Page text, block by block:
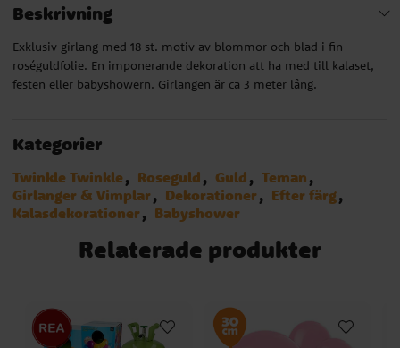
Beskrivning
Exklusiv girlang med 18 st. motiv av blommor och blad i fin
roséguldfolie. En imponerande dekoration att ha med till kalaset,
festen eller babyshowern. Girlangen är ca 3 meter lång.
Kategorier
Twinkle Twinkle Roseguld Guld
Teman
Girlanger & Vimplar
Dekorationer
Efter färg
Kalasdekorationer
Babyshower
Relaterade produkter